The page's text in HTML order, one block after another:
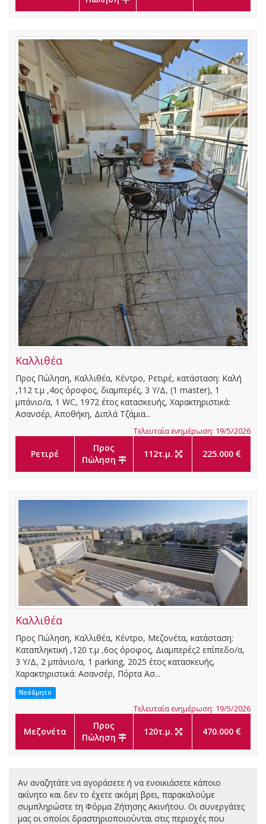
Καλλιθέα
Προς Πώληση, Καλλιθέα, Κέντρο, Ρετιρέ, κατάσταση: Καλή
,112 τ.μ ,4ος όροφος, διαμπερές, 3 Υ/Δ, (1 master), 1
μπάνιο/α, 1 WC, 1972 έτος κατασκευής, Χαρακτηριστικά:
Ασανσέρ, Αποθήκη, Διπλά Τζάμια...
Τελευταία ενημέρωση: 19/5/2026
Ρετιρέ
Προς
Πώληση
112τ.μ. 225.000
Καλλιθέα
Προς Πώληση, Καλλιθέα, Κέντρο, Μεζονέτα, κατάσταση:
Καταπληκτική ,120 τ.μ ,6ος όροφος, Διαμπερές2 επίπεδο/α,
3 Υ/Δ, 2 μπάνιο/α, 1 parking, 2025 έτος κατασκευής,
Χαρακτηριστικά: Ασανσέρ, Πόρτα Ασ...
Νεόδμητο
Τελευταία ενημέρωση: 19/5/2026
Μεζονέτα
Προς
Πώληση
120τ.μ. 470.000
Αν αναζητάτε να αγοράσετε ή να ενοικιάσετε κάποιο
ακίνητο και δεν το έχετε ακόμη βρει, παρακαλούμε
συμπληρώστε τη Φόρμα Ζήτησης Ακινήτου. Οι συνεργάτες
μας οι οποίοι δραστηριοποιούνται στις περιοχές που